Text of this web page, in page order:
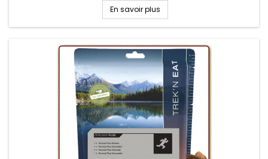
En savoir plus